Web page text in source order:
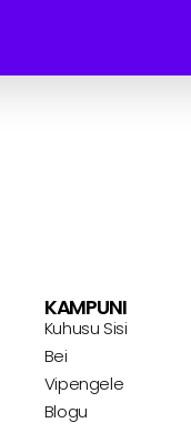
KAMPUNI
Kuhusu Sisi
Bei
Vipengele
Blogu